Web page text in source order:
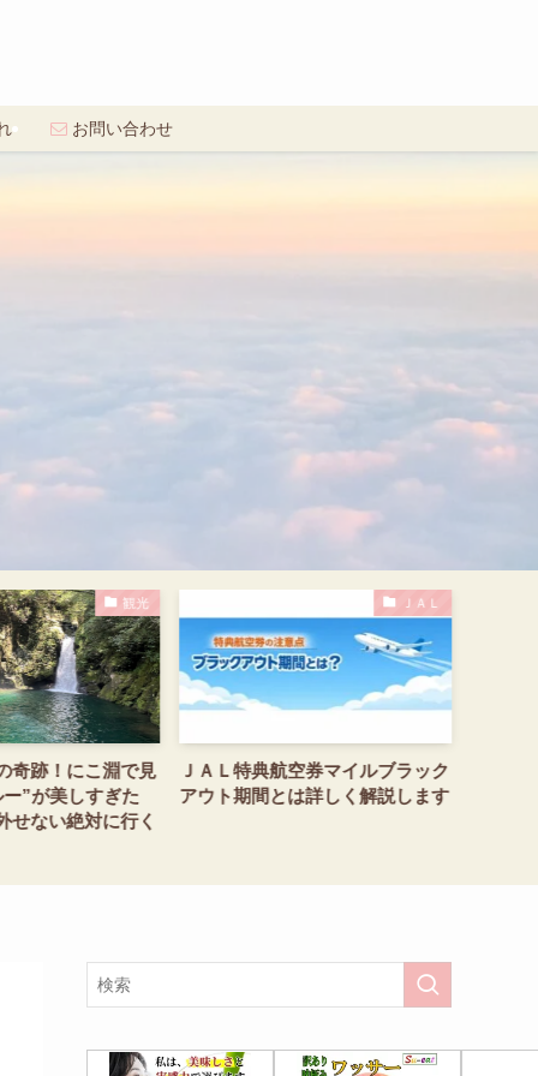
お問い合わせ
観光
奇跡！にこ淵で見
ー”が美しすぎた
せない絶対に行く
ＪＡＬ
ＪＡＬ特典航空券マイルブラック
アウト期間とは詳しく解説します